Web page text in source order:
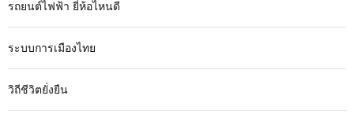
รถยนต์ไฟฟ้า ยี่ห้อไหนดี
ระบบการเมืองไทย
วิถีชีวิตยั่งยืน